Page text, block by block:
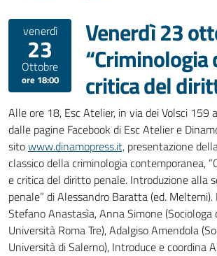
venerdì
23
Ottobre
ore 18:00
Venerdì 23
“Criminologia
critica del
Alle ore 18, Esc Atelier, in via dei Volsci 159
dalle pagine Facebook di Esc Atelier e
sitowww.dinamopress.it, presentazione
classico della criminologia contemporanea,
e critica del diritto penale. Introduzione alla
penale” di Alessandro Baratta (ed.
Stefano Anastasìa, Anna Simone (Sociologa
Università Roma Tre), Adalgiso Amendola
Università di Salerno), Introduce e coordina